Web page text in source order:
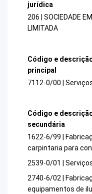
jurídica
206 | SOCIEDADE
LIMITADA
Código e
principal
7112-0/00 |
Código e
secundária
1622-6/99 |
carpintaria para
2539-0/01 |
2740-6/02 |
equipamentos de